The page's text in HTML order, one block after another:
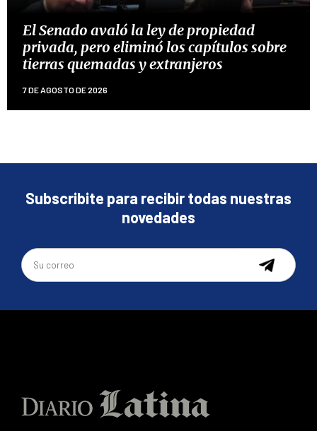
El Senado avaló la ley de propiedad
privada, pero eliminó los capítulos sobre
tierras quemadas y extranjeros
7 DE AGOSTO DE 2026
Subscribite para recibir todas nuestras
novedades